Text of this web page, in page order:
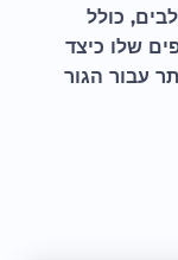
כולל
שלו כיצד
עבור הגור